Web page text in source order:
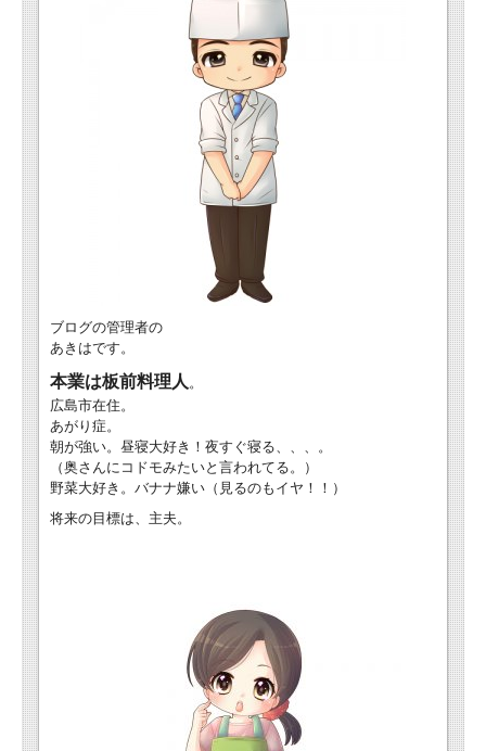
ブログの管理者の
あきはです。
本業は板前料理人 。
広島市在住。
あがり症。
朝が強い。昼寝大好き！夜すぐ寝る、、、。
（奥さんにコドモみたいと言われてる。）
野菜大好き。バナナ嫌い（見るのもイヤ！！）
将来の目標は、主夫。